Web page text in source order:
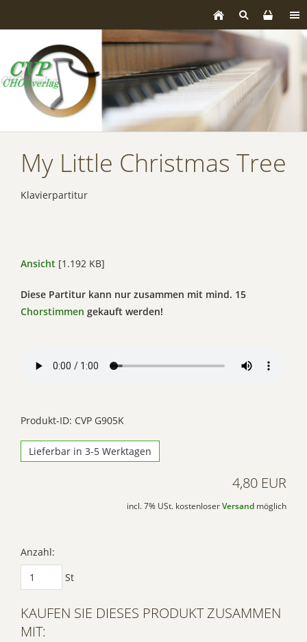
My Little Christmas Tree
Klavierpartitur
Ansicht [1.192 KB]
Diese Partitur kann nur zusammen mit mind. 15
Chorstimmen gekauft werden!
Produkt-ID: CVP G905K
Lieferbar in 3-5 Werktagen
4,80 EUR
incl. 7% USt. kostenloser Versand möglich
Anzahl:
St
KAUFEN SIE DIESES PRODUKT ZUSAMMEN
MIT: